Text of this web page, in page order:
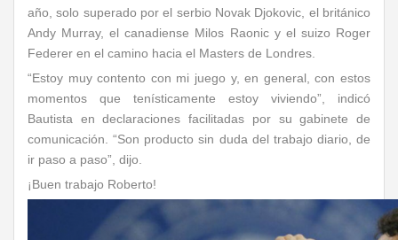
año, solo superado por el serbio Novak Djokovic, el británico
Andy Murray, el canadiense Milos Raonic y el suizo Roger
Federer en el camino hacia el Masters de Londres.
“Estoy muy contento con mi juego y, en general, con estos
momentos que tenísticamente estoy viviendo”, indicó
Bautista en declaraciones facilitadas por su gabinete de
comunicación. “Son producto sin duda del trabajo diario, de
ir paso a paso”, dijo.
¡Buen trabajo Roberto!